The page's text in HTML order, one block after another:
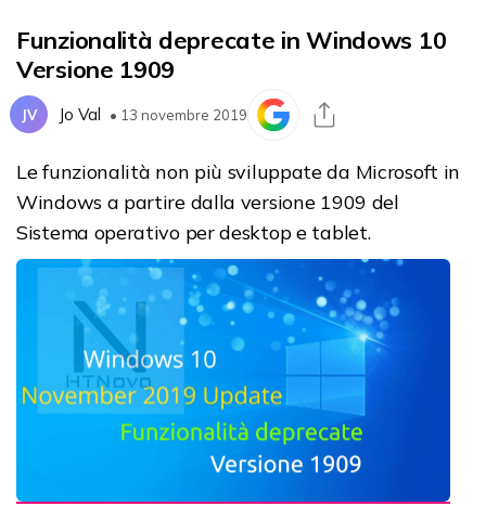
Funzionalità deprecate in Windows 10
Versione 1909
JV Jo Val • 13 novembre 2019
Le funzionalità non più sviluppate da Microsoft in
Windows a partire dalla versione 1909 del
Sistema operativo per desktop e tablet.